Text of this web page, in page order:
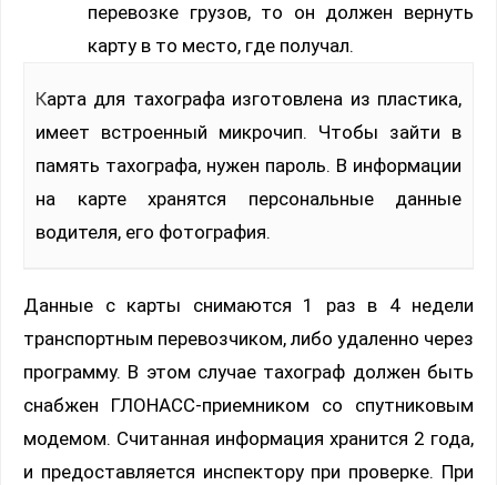
перевозке грузов, то он должен вернуть
карту в то место, где получал.
Карта для тахографа изготовлена из пластика,
имеет встроенный микрочип. Чтобы зайти в
память тахографа, нужен пароль. В информации
на карте хранятся персональные данные
водителя, его фотография.
Данные с карты снимаются 1 раз в 4 недели
транспортным перевозчиком, либо удаленно через
программу. В этом случае тахограф должен быть
снабжен ГЛОНАСС-приемником со спутниковым
модемом. Считанная информация хранится 2 года,
и предоставляется инспектору при проверке. При